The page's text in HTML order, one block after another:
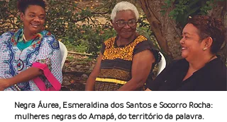
Negra Áurea, Esmeraldina dos Santos e Socorro Rocha:
mulheres negras do Amapá, do território da palavra.